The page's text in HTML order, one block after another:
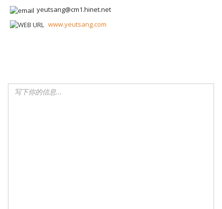
yeutsang@cm1.hinet.net
www.yeutsang.com